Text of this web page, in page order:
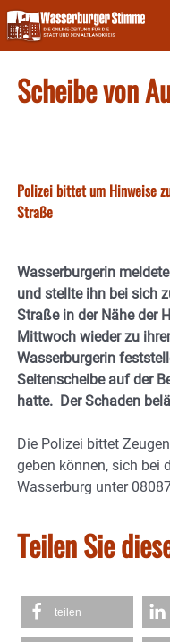
Skip
to
content
Scheibe von
Polizei bittet um Hinweise
Straße
Wasserburgerin
und stellte ihn bei sich
Straße in der Nähe der
Mittwoch wieder zu
Wasserburgerin
Seitenscheibe auf der
hatte. Der Schaden
Die Polizei bittet
geben können, sich bei
Wasserburg unter
Teilen Sie
teilen